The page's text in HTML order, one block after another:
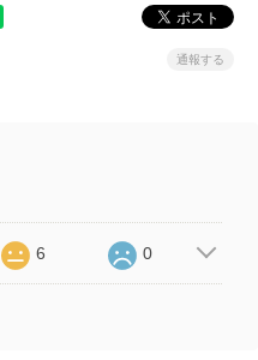
通報する
6 0